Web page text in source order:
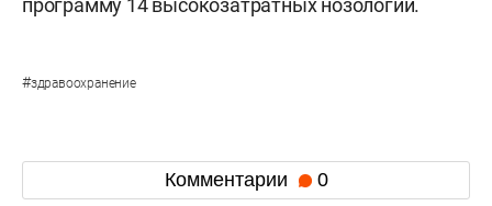
#здравоохранение
Комментарии 0